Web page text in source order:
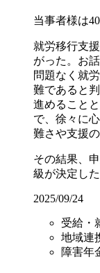
当事者様は40
就労移行支
がった。お
問題なく就
難であると
進めること
で、徐々に
難さや支援
その結果、
級が決定した
2025/09/24
受給・
地域連
障害年